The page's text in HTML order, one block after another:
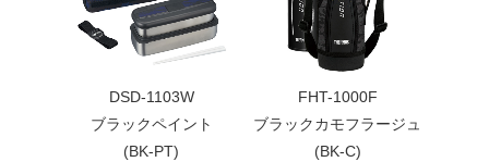
DSD-1103W
ブラックペイント
(BK-PT)
FHT-1000F
ブラックカモフラージュ
(BK-C)